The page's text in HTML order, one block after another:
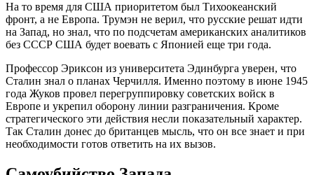
На то время для США приоритетом был Тихоокеанский
фронт, а не Европа. Трумэн не верил, что русские решат идти
на Запад, но знал, что по подсчетам американских аналитиков
без СССР США будет воевать с Японией еще три года.
Профессор Эриксон из университета Эдинбурга уверен, что
Сталин знал о планах Черчилля. Именно поэтому в июне 1945
года Жуков провел перегруппировку советских войск в
Европе и укрепил оборону линии разграничения. Кроме
стратегического эти действия несли показательный характер.
Так Сталин донес до британцев мысль, что он все знает и при
необходимости готов ответить на их вызов.